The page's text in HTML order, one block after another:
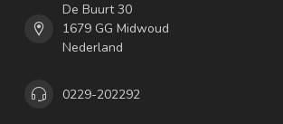
De Buurt 30
1679 GG Midwoud
Nederland
0229-202292